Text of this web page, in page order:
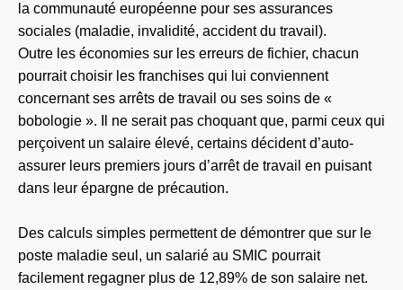
la communauté européenne pour ses assurances
sociales (maladie, invalidité, accident du travail).
Outre les économies sur les erreurs de fichier, chacun
pourrait choisir les franchises qui lui conviennent
concernant ses arrêts de travail ou ses soins de «
bobologie ». Il ne serait pas choquant que, parmi ceux qui
perçoivent un salaire élevé, certains décident d’auto-
assurer leurs premiers jours d’arrêt de travail en puisant
dans leur épargne de précaution.
Des calculs simples permettent de démontrer que sur le
poste maladie seul, un salarié au SMIC pourrait
facilement regagner plus de 12,89% de son salaire net.